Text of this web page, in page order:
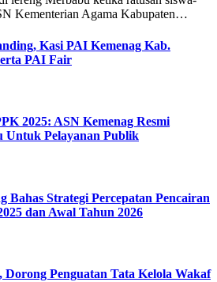
Kementerian Agama Kabupaten…
Kasi PAI Kemenag Kab.
PAI Fair
2025: ASN Kemenag Resmi
Untuk Pelayanan Publik
Bahas Strategi Percepatan Pencairan
dan Awal Tahun 2026
Penguatan Tata Kelola Wakaf